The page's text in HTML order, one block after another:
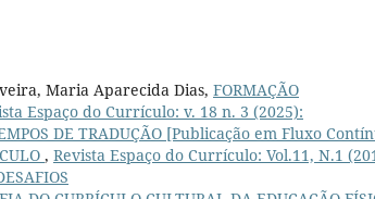
Maria Aparecida Dias, FORMAÇÃO
Espaço do Currículo: v. 18 n. 3 (2025):
DE TRADUÇÃO [Publicação em Fluxo
, Revista Espaço do Currículo: Vol.11, N.1